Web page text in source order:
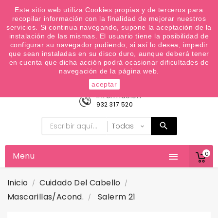
¿Quiere conocer las próximas ofertas del fin de
semana? Apúntate a nuestra Newsletter
Favoritos (0)

0
Información
932 317 520

Menu
Inicio
Cuidado Del Cabello
Mascarillas/Acond.
Salerm 21
Este sitio web utiliza Cookies propias y de terceros para
recopilar información con la finalidad de mejorar nuestros
servicios. Si continua navegando, supone la aceptación de la
instalación de las mismas. El usuario tiene la posibilidad de
configurar su navegador pudiendo, si así lo desea, impedir
que sean instaladas en su disco duro, aunque deberá tener
en cuenta que dicha acción podrá ocasionar dificultades de
navegación de la página web.
aceptar